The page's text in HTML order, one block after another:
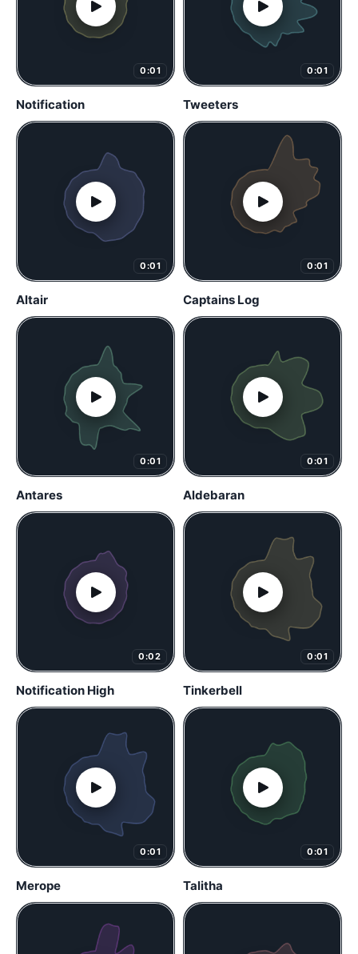
0:01
Notification
0:01
Tweeters
0:01
Altair
0:01
Captains Log
0:01
Antares
0:01
Aldebaran
0:02
Notification High
0:01
Tinkerbell
0:01
Merope
0:01
Talitha